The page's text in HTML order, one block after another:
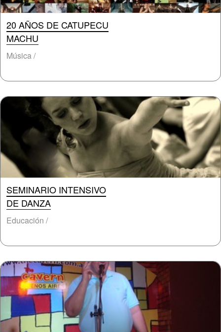
20 AÑOS DE CATUPECU
MACHU
Música /
SEMINARIO INTENSIVO
DE DANZA
Educación /